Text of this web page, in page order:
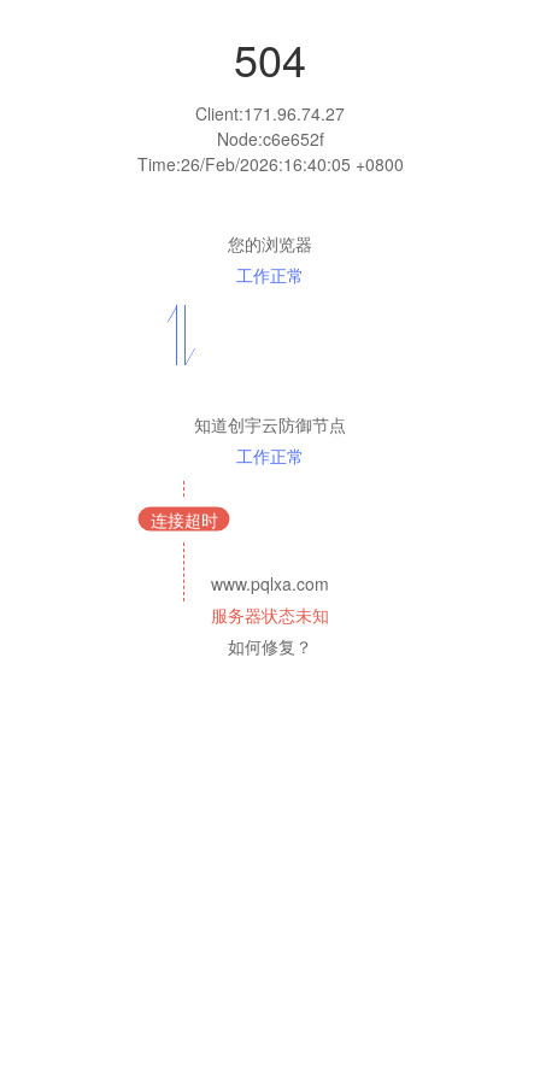
504
Client:171.96.74.27
Node:c6e652f
Time:26/Feb/2026:16:40:05 +0800
您的浏览器
工作正常
知道创宇云防御节点
工作正常
连接超时
www.pqlxa.com
服务器状态未知
如何修复？